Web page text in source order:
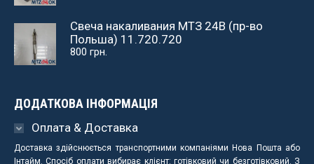
Свеча накаливания МТЗ 24В (пр-во
Польша) 11.720.720
800 грн.
ДОДАТКОВА ІНФОРМАЦІЯ
Оплата & Доставка
Доставка здійснюється транспортними компаніями Нова Пошта або
Інтайм. Спосіб оплати вибирає клієнт: готівковий чи безготівковий. З